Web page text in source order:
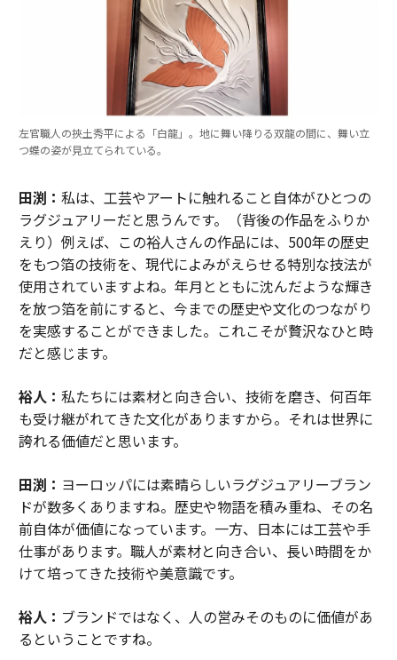
左官職人の挾土秀平による「白龍」。地に舞い降りる双龍の間に、舞い立
つ蝶の姿が見立てられている。
田渕： 私は、工芸やアートに触れること自体がひとつの
ラグジュアリーだと思うんです。（背後の作品をふりか
えり）例えば、この裕人さんの作品には、500年の歴史
をもつ箔の技術を、現代によみがえらせる特別な技法が
使用されていますよね。年月とともに沈んだような輝き
を放つ箔を前にすると、今までの歴史や文化のつながり
を実感することができました。これこそが贅沢なひと時
だと感じます。
裕人： 私たちには素材と向き合い、技術を磨き、何百年
も受け継がれてきた文化がありますから。それは世界に
誇れる価値だと思います。
田渕： ヨーロッパには素晴らしいラグジュアリーブラン
ドが数多くありますね。歴史や物語を積み重ね、その名
前自体が価値になっています。一方、日本には工芸や手
仕事があります。職人が素材と向き合い、長い時間をか
けて培ってきた技術や美意識です。
裕人： ブランドではなく、人の営みそのものに価値があ
るということですね。